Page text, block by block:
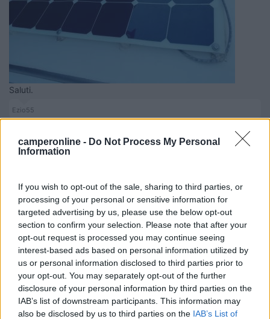
camperonline - Do Not Process My Personal
Information
If you wish to opt-out of the sale, sharing to third parties, or
processing of your personal or sensitive information for
targeted advertising by us, please use the below opt-out
section to confirm your selection. Please note that after your
opt-out request is processed you may continue seeing
interest-based ads based on personal information utilized by
us or personal information disclosed to third parties prior to
your opt-out. You may separately opt-out of the further
disclosure of your personal information by third parties on the
IAB’s list of downstream participants. This information may
also be disclosed by us to third parties on the IAB’s List of
Saluti.
Ezio55
5363
Il coefficiente termico per i pannelli cristallini (cioè mono- o
policristallini) è il più alto di tutti, ed è dello 0,5% /°C: vale a dire
che l'efficienza del pannello cala del 5% ogni 10°C di
temperatura più alta o più bassa di quella standard di 25°C.
Quindi, in zone relativamente calde come il Sud Italia, dove si
possono trovare temperature di cella di 60°, il calo rispetto ai
valori di potenza nominali è elevato, potendo raggiungere il 17-
18
pensa alla temperatura che puo raggiungere il tetto in alluminio
di un camper che sta in pien sole tutto il giorno